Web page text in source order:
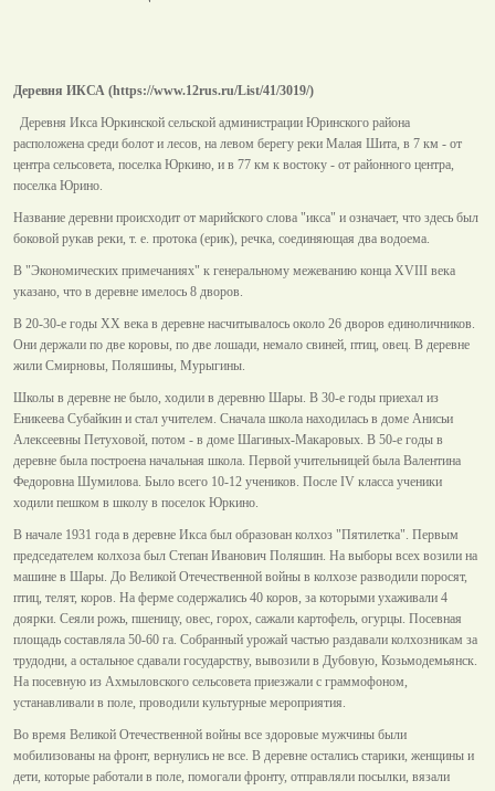
Деревня ИКСА (https://www.12rus.ru/List/41/3019/)
Деревня Икса Юркинской сельской администрации Юринского района
расположена среди болот и лесов, на левом берегу реки Малая Шита, в 7 км - от
центра сельсовета, поселка Юркино, и в 77 км к востоку - от районного центра,
поселка Юрино.
Название деревни происходит от марийского слова "икса" и означает, что здесь был
боковой рукав реки, т. е. протока (ерик), речка, соединяющая два водоема.
В "Экономических примечаниях" к генеральному межеванию конца XVIII века
указано, что в деревне имелось 8 дворов.
В 20-30-е годы XX века в деревне насчитывалось около 26 дворов единоличников.
Они держали по две коровы, по две лошади, немало свиней, птиц, овец. В деревне
жили Смирновы, Поляшины, Мурыгины.
Школы в деревне не было, ходили в деревню Шары. В 30-е годы приехал из
Еникеева Субайкин и стал учителем. Сначала школа находилась в доме Анисьи
Алексеевны Петуховой, потом - в доме Шагиных-Макаровых. В 50-е годы в
деревне была построена начальная школа. Первой учительницей была Валентина
Федоровна Шумилова. Было всего 10-12 учеников. После IV класса ученики
ходили пешком в школу в поселок Юркино.
В начале 1931 года в деревне Икса был образован колхоз "Пятилетка". Первым
председателем колхоза был Степан Иванович Поляшин. На выборы всех возили на
машине в Шары. До Великой Отечественной войны в колхозе разводили поросят,
птиц, телят, коров. На ферме содержались 40 коров, за которыми ухаживали 4
доярки. Сеяли рожь, пшеницу, овес, горох, сажали картофель, огурцы. Посевная
площадь составляла 50-60 га. Собранный урожай частью раздавали колхозникам за
трудодни, а остальное сдавали государству, вывозили в Дубовую, Козьмодемьянск.
На посевную из Ахмыловского сельсовета приезжали с граммофоном,
устанавливали в поле, проводили культурные мероприятия.
Во время Великой Отечественной войны все здоровые мужчины были
мобилизованы на фронт, вернулись не все. В деревне остались старики, женщины и
дети, которые работали в поле, помогали фронту, отправляли посылки, вязали